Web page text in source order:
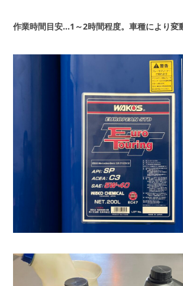
作業時間目安…1～2時間程度。車種により変